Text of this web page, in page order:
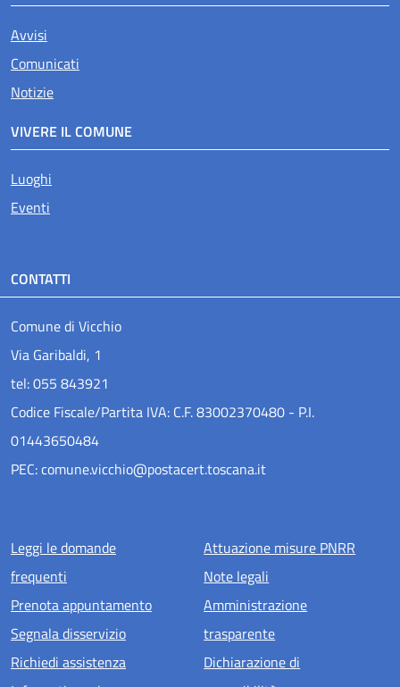
Avvisi
Comunicati
Notizie
VIVERE IL COMUNE
Luoghi
Eventi
CONTATTI
Comune di Vicchio
Via Garibaldi, 1
tel: 055 843921
Codice Fiscale/Partita IVA: C.F. 83002370480 - P.I.
01443650484
PEC: comune.vicchio@postacert.toscana.it
Menu piè di pagina
Leggi le domande
frequenti
Prenota appuntamento
Segnala disservizio
Richiedi assistenza
Attuazione misure PNRR
Note legali
Amministrazione
trasparente
Dichiarazione di